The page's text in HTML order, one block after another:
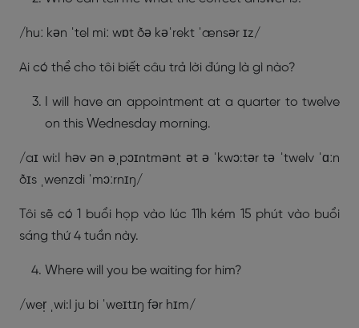
/huː kən ˈtel miː wɒt ðə kəˈrekt ˈænsər ɪz/
Ai có thể cho tôi biết câu trả lời đúng là gì nào?
I will have an appointment at a quarter to twelve
on this Wednesday morning.
/aɪ wi:l həv ən əˌpɔɪntmənt ət ə ˈkwɔ:tər tə ˈtwelv ˈɑːn
ðɪs ˌwenzdi ˈmɔːrnɪŋ/
Tôi sẽ có 1 buổi họp vào lúc 11h kém 15 phút vào buổi
sáng thứ 4 tuần này.
Where will you be waiting for him?
/wer̩ ˌwi:l ju bi ˈweɪtɪŋ fər hɪm/